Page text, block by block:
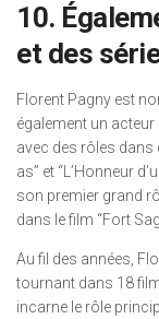
10.
et des
Florent Pagny est
également un acteur
avec des rôles dans
as” et “L’Honneur
son premier grand
dans le film “Fort
Au fil des années,
tournant dans 18
incarne le rôle